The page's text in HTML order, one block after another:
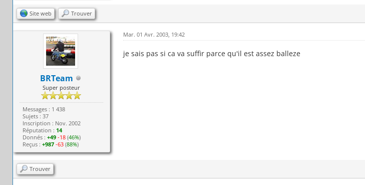
Site web Trouver
BRTeam
Super posteur
Messages : 1 438
Sujets : 37
Inscription : Nov. 2002
Réputation : 14
Donnés : +49 -18(46%)
Reçus : +987 -63(88%)
Mar. 01 Avr. 2003, 19:42
je sais pas si ca va suffir parce qu'il est assez balleze
Trouver